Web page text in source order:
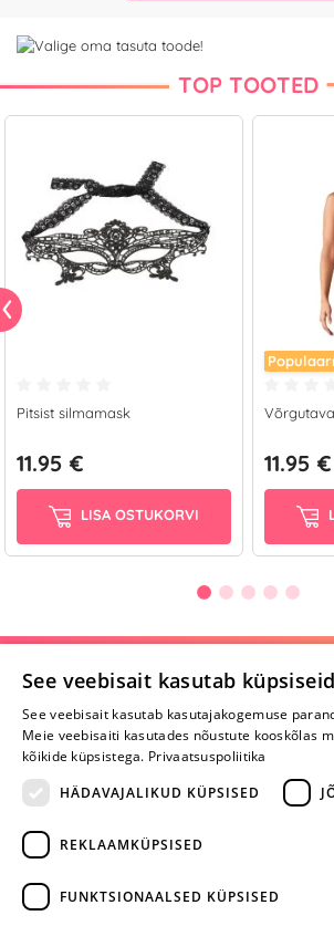
TOP TOOTED
Pitsist silmamask
11.95 €
LISA OSTUKORVI
11.95 €
Selle toote saab tellida
+372 668 3282
E-R
Kirjuta arvustus ja SAA
See veebisait kasutab küpsiseid
See veebisait kasutab kasutajakogemuse
Meie veebisaiti kasutades nõustute kooskõlas
kõikide küpsistega. Privaatsuspoliitika
HÄDAVAJALIKUD KÜPSISED
REKLAAMKÜPSISED
FUNKTSIONAALSED KÜPSISED